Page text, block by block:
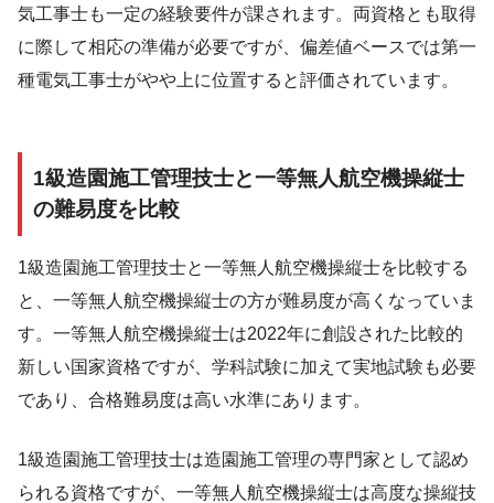
気工事士も一定の経験要件が課されます。両資格とも取得
に際して相応の準備が必要ですが、偏差値ベースでは第一
種電気工事士がやや上に位置すると評価されています。
1級造園施工管理技士と一等無人航空機操縦士
の難易度を比較
1級造園施工管理技士と一等無人航空機操縦士を比較する
と、一等無人航空機操縦士の方が難易度が高くなっていま
す。一等無人航空機操縦士は2022年に創設された比較的
新しい国家資格ですが、学科試験に加えて実地試験も必要
であり、合格難易度は高い水準にあります。
1級造園施工管理技士は造園施工管理の専門家として認め
られる資格ですが、一等無人航空機操縦士は高度な操縦技